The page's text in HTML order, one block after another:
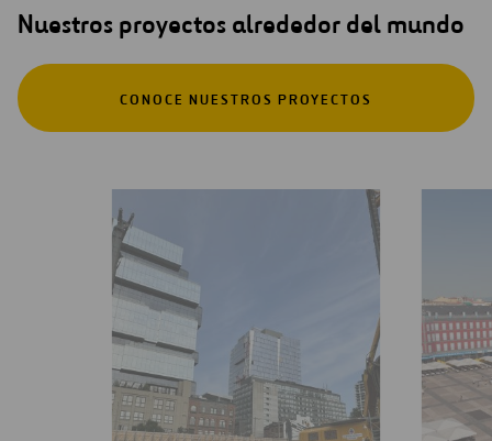
Nuestros proyectos alrededor del mundo
CONOCE NUESTROS PROYECTOS